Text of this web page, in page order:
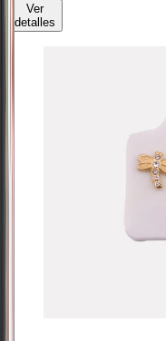
Ver
detalles